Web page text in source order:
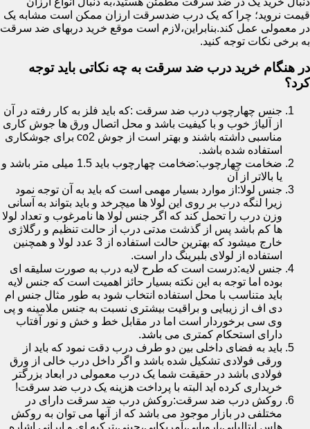
قیمت نروید؛ چرا که یک درب ضدسرقت ارزان ممکن است مشابه یک
در معمولی عمل کند.بنابراین،لازم است موقع خرید دربهای ضد سرقت
به برخی نکات توجه کنید.
در هنگام خرید درب ضد سرقت به چه نکاتی باید توجه
کرد؟
جنس چهارچوب درب ضد سرقت :که باید فلز به کار رفته در آن
از آلیاژ خوب و با کیفیت باشد و محل اتصال ورق ها جوش کاری
مناسبی داشته باشند و بهتر است از جوش co2 برای جوشکاری
استفاده شده باشد.
ضخامت چهارچوب:ضخامت چهارچوب باید 1.5 میلی متر باشد و
یا بالاتر از آن
جنس لولا:از موارد بسیار مهمی است که باید به آن توجه نمود
زیرا لنگه درب بر روی این لولا ها میچرخد و باید بتواند به آسانی
وزن درب را تحمل کند که اگر جنس لولا ها نامرغوب و تعداد لولا
ها کم باشد پس از گذشت مدتی درب از حالت تنظیم و رگلاژی
خارج میشود که بهترین حالت استفاده از 3 عدد لولا و همچنین
استفاده از لولای بلبرینگ دار است.
جنس لایه:درست است که طرح لایه درب به صورت سلیقه ای
بوده اما توجه به این نکته بسیار حائز اهمیت است که جنس لایه
باید متناسب با محل استفاده انتخاب شود به طور مثال جنس ام
دی اف از زیبایی و براقیت بیشتری نسبت به جنس ملامینه و پی
وی سی برخوردار است اما در مقابل خط و خش و نور آفتاب
دارای استحکام کمتری می باشد.
باید به فضای داخلی بین دو طرف درب دقت نمود که باید از
ورقی فولادی تشکیل شده باشد و اگر داخل درب خالی از ورق
فولادی باشد در حقیقت شما یک درب معمولی در ابعاد بزرگتر
خریداری کرده اید البته با پرداخت هزینه یک درب ضد سرقت!
روکش درب ضد سرقت:روکش درب ضد سرقت دارای در
مختلفی در بازار موجود می باشد که از آنها می توان به روکش